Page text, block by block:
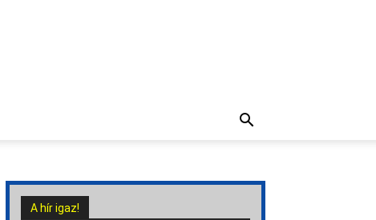
A hír igaz!